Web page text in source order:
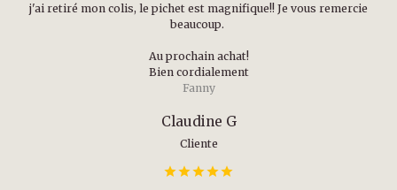
j'ai retiré mon colis, le pichet est magnifique!! Je vous remercie
beaucoup.
Au prochain achat!
Bien cordialement
Fanny
Claudine G
Cliente